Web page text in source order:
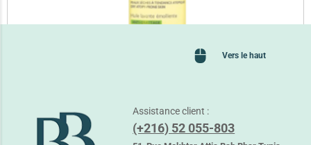
ADERMA EXOMEGA HUILE CONTROL 200ML
Vers le haut
Assistance client :
(+216) 52 055-803